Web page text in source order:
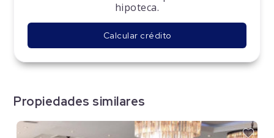
hipoteca.
Calcular crédito
Propiedades similares